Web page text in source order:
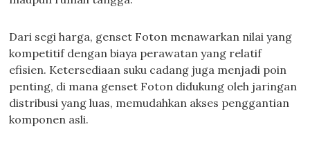
Dari segi harga, genset Foton menawarkan nilai yang
kompetitif dengan biaya perawatan yang relatif
efisien. Ketersediaan suku cadang juga menjadi poin
penting, di mana genset Foton didukung oleh jaringan
distribusi yang luas, memudahkan akses penggantian
komponen asli.